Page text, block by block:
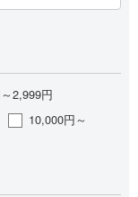
2,999円
10,000円～